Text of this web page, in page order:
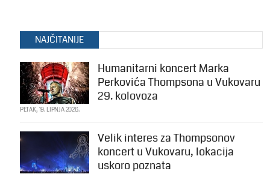
NAJČITANIJE
Humanitarni koncert Marka
Perkovića Thompsona u Vukovaru
29. kolovoza
PETAK, 19. LIPNJA 2026.
Velik interes za Thompsonov
koncert u Vukovaru, lokacija
uskoro poznata